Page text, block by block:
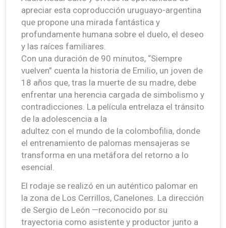
apreciar esta coproducción uruguayo-argentina
que propone una mirada fantástica y
profundamente humana sobre el duelo, el deseo
y las raíces familiares.
Con una duración de 90 minutos, “Siempre
vuelven” cuenta la historia de Emilio, un joven de
18 años que, tras la muerte de su madre, debe
enfrentar una herencia cargada de simbolismo y
contradicciones. La película entrelaza el tránsito
de la adolescencia a la
adultez con el mundo de la colombofilia, donde
el entrenamiento de palomas mensajeras se
transforma en una metáfora del retorno a lo
esencial.
El rodaje se realizó en un auténtico palomar en
la zona de Los Cerrillos, Canelones. La dirección
de Sergio de León —reconocido por su
trayectoria como asistente y productor junto a